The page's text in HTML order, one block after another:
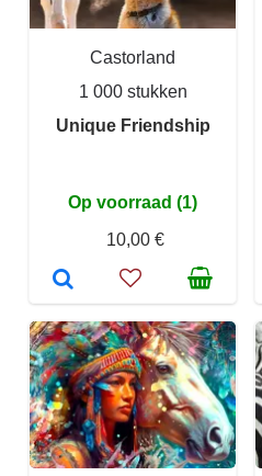
Castorland
1 000 stukken
Unique Friendship
Op voorraad (1)
10,00 €